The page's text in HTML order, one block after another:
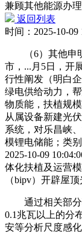
兼顾其他能源办
返回列表
时间：2025-10-09
（6）其他申明
市，...月5日，开
行性阐发（明白
绿电供给动力，
物质能，扶植规
从属设备新建光
系统，对乐昌峡
模锂电储能；类
2025-10-09
体化扶植及运营
（bipv）开辟屋
通过相关部分
0.1兆瓦以上的分
安等分析尺度感